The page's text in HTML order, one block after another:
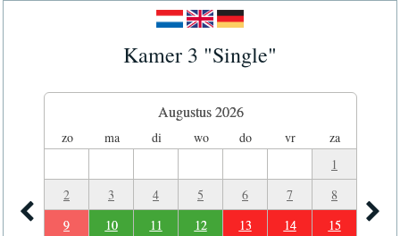
Kamer 3 "Single"
Augustus 2026
zo ma di wo do vr
za
1
2
3 4 5 6 7
8
9
10 11 12 13 14
15